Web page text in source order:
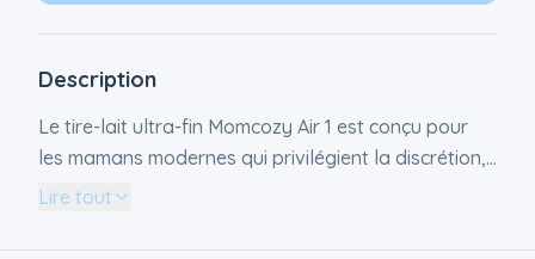
Description
Le tire-lait ultra-fin Momcozy Air 1 est conçu pour
les mamans modernes qui privilégient la discrétion,
l'efficacité et la praticité. Plus fin que les tire-laits
d'expression quasi invisible, permettant aux
Lire tout